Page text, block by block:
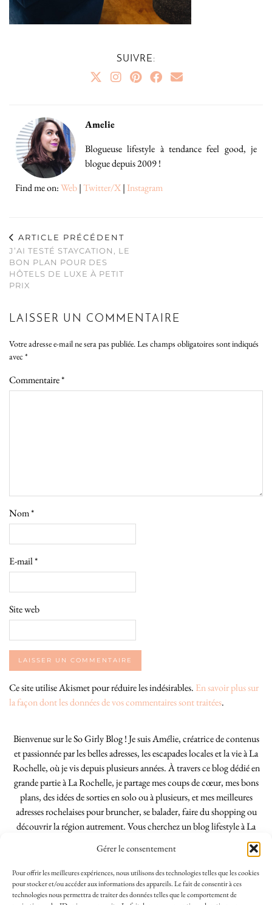
Gérer le consentement
Pour offrir les meilleures expériences, nous utilisons des technologies telles que les cookies
pour stocker et/ou accéder aux informations des appareils. Le fait de consentir à ces
technologies nous permettra de traiter des données telles que le comportement de
SUIVRE:
Amelie
Blogueuse lifestyle à tendance feel good, je
blogue depuis 2009 !
Find me on:Web|Twitter/X| Instagram
ARTICLE PRÉCÉDENT
J’AI TESTÉ STAYCATION, LE
BON PLAN POUR DES
HÔTELS DE LUXE À PETIT
PRIX
LAISSER UN COMMENTAIRE
Votre adresse e-mail ne sera pas publiée. Les champs obligatoires sont indiqués
avec *
Commentaire*
Nom*
E-mail*
Site web
Ce site utilise Akismet pour réduire les indésirables. En savoir plus sur
la façon dont les données de vos commentaires sont traitées.
Bienvenue sur le So Girly Blog ! Je suis Amélie, créatrice de contenus
et passionnée par les belles adresses, les escapades locales et la vie à La
Rochelle, où je vis depuis plusieurs années. À travers ce blog dédié en
grande partie à La Rochelle, je partage mes coups de cœur, mes bons
plans, des idées de sorties en solo ou à plusieurs, et mes meilleures
adresses rochelaises pour bruncher, se balader, faire du shopping ou
découvrir la région autrement. Vous cherchez un blog lifestyle à La
Rochelle, tenu par une locale ? Vous êtes au bon endroit. Que vous
soyez Rochelais·e ou de passage dans notre belle ville, j’espère que mes
articles vous aideront à profiter de La Rochelle comme un·e vrai·e
initié·e. !